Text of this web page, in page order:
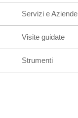
Servizi e Aziende
Visite guidate
Strumenti